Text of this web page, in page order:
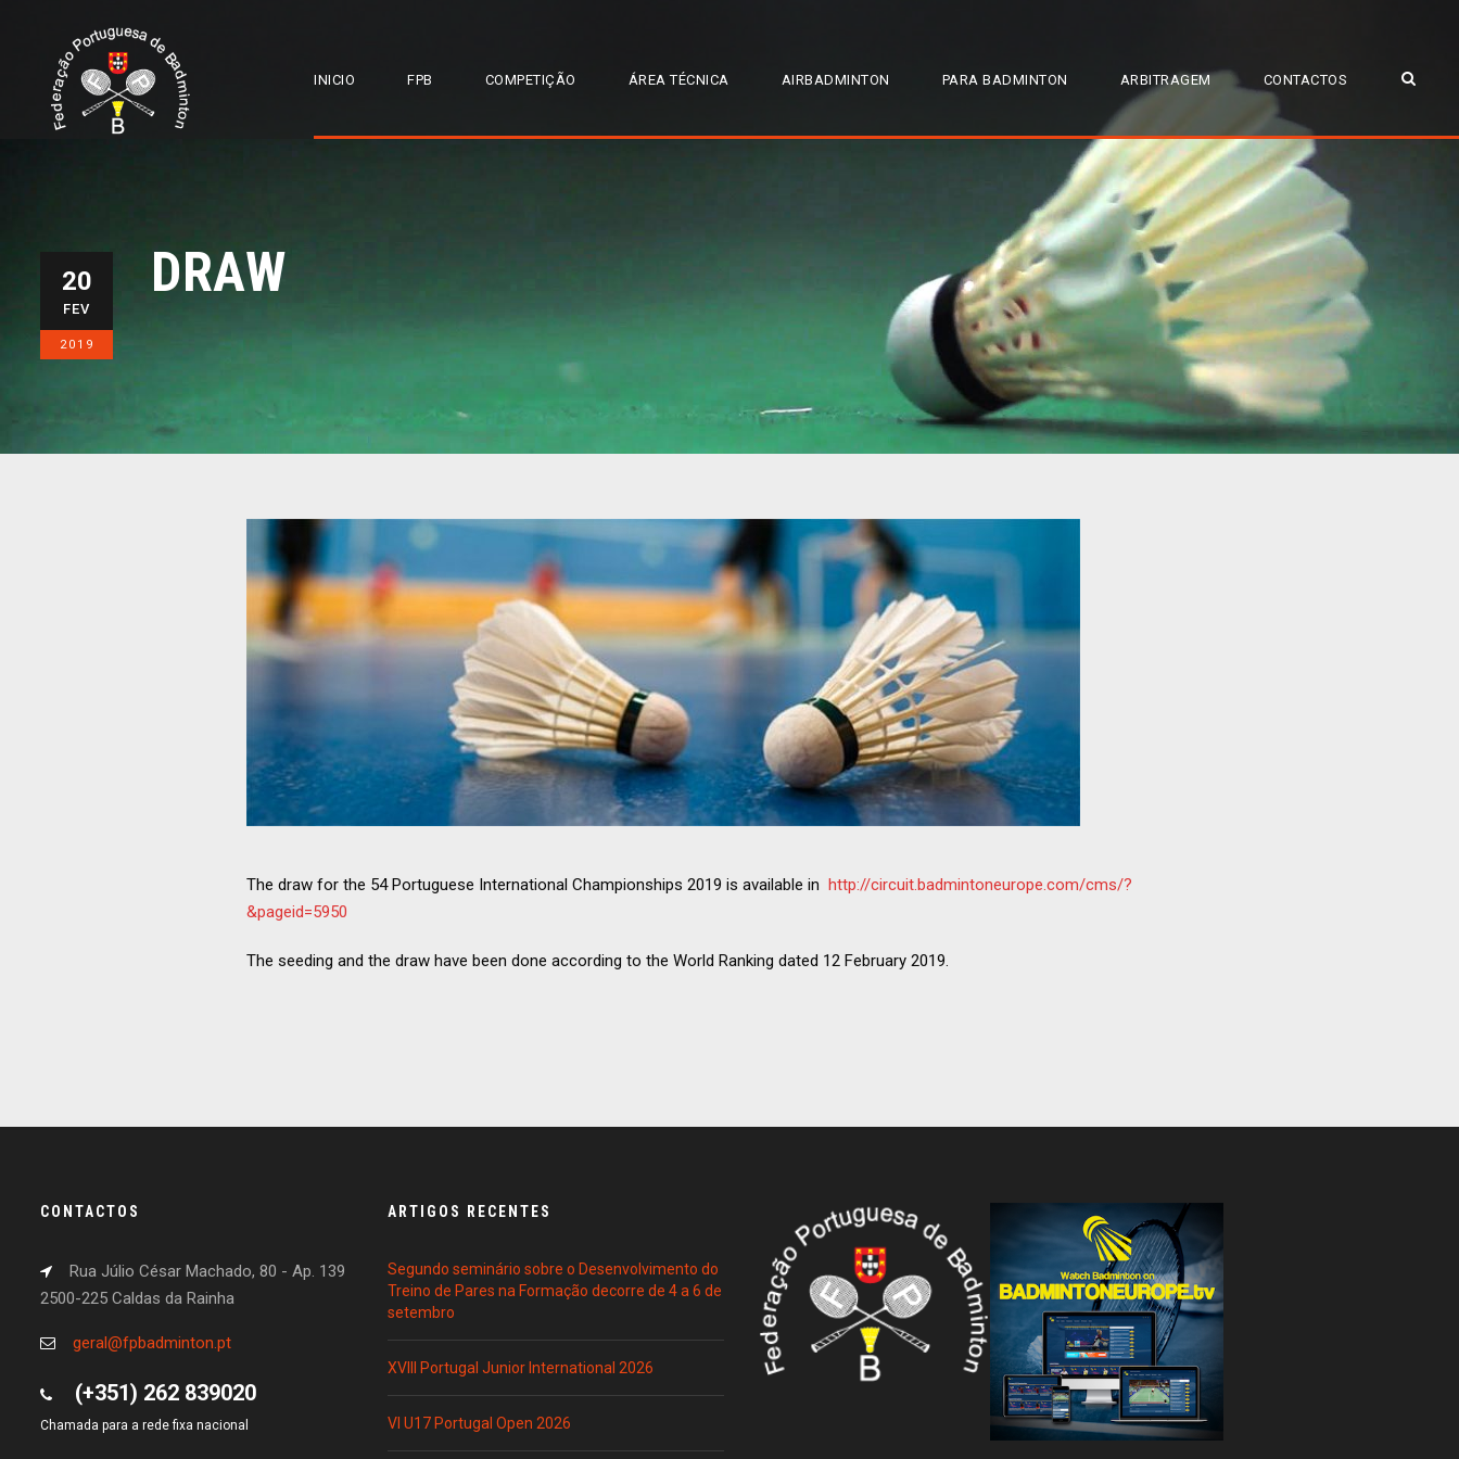
INICIO FPB COMPETIÇÃO ÁREA TÉCNICA AIRBADMINTON PARA BADMINTON ARBITRAGEM CONTACTOS
20
FEV
2019
DRAW
The draw for the 54 Portuguese International Championships 2019 is available in http://circuit.badmintoneurope.com/cms/?
&pageid=5950
The seeding and the draw have been done according to the World Ranking dated 12 February 2019.
CONTACTOS
Rua Júlio César Machado, 80 - Ap. 139
2500-225 Caldas da Rainha
geral@fpbadminton.pt
(+351) 262 839020
Chamada para a rede fixa nacional
ARTIGOS RECENTES
Segundo seminário sobre o Desenvolvimento do
Treino de Pares na Formação decorre de 4 a 6 de
setembro
XVIII Portugal Junior International 2026
VI U17 Portugal Open 2026